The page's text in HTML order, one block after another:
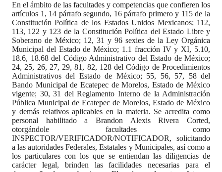
En el ámbito de las facultades y competencias que confieren los
artículos 1, 14 párrafo segundo, 16 párrafo primero y 115 de la
Constitución Política de los Estados Unidos Mexicanos; 112,
113, 122 y 123 de la Constitución Política del Estado Libre y
Soberano de México; 12, 31 y 96 sexies de la Ley Orgánica
Municipal del Estado de México; 1.1 fracción IV y XI, 5.10,
18.6, 18.68 del Código Administrativo del Estado de México;
24, 25, 26, 27, 29, 81, 82, 128 del Código de Procedimientos
Administrativos del Estado de México; 55, 56, 57, 58 del
Bando Municipal de Ecatepec de Morelos, Estado de México
vigente; 30, 31 del Reglamento Interno de la Administración
Pública Municipal de Ecatepec de Morelos, Estado de México
y demás relativos aplicables en la materia. Se acredita como
personal habilitado a Brandon Alexis Rivera Corted,
otorgándole facultades como
INSPECTOR/VERIFICADOR/NOTIFICADOR, solicitando
a las autoridades Federales, Estatales y Municipales, así como a
los particulares con los que se entiendan las diligencias de
carácter legal, brinden las facilidades necesarias para el